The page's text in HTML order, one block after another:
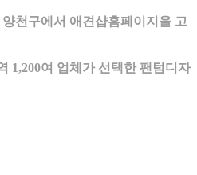
천구에서 애견샵홈페이지을 고
1,200여 업체가 선택한 팬텀디자